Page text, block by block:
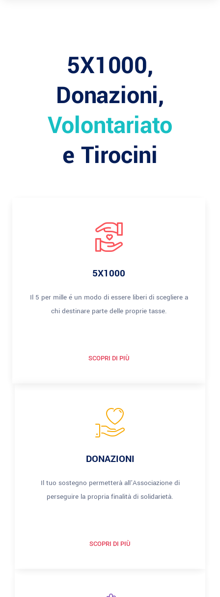
5X1000,
Donazioni,
Volontariato
e Tirocini
5X1000
Il 5 per mille é un modo di essere liberi di scegliere a
chi destinare parte delle proprie tasse.
SCOPRI DI PIÙ
DONAZIONI
Il tuo sostegno permetterà all’Associazione di
perseguire la propria finalità di solidarietà.
SCOPRI DI PIÙ